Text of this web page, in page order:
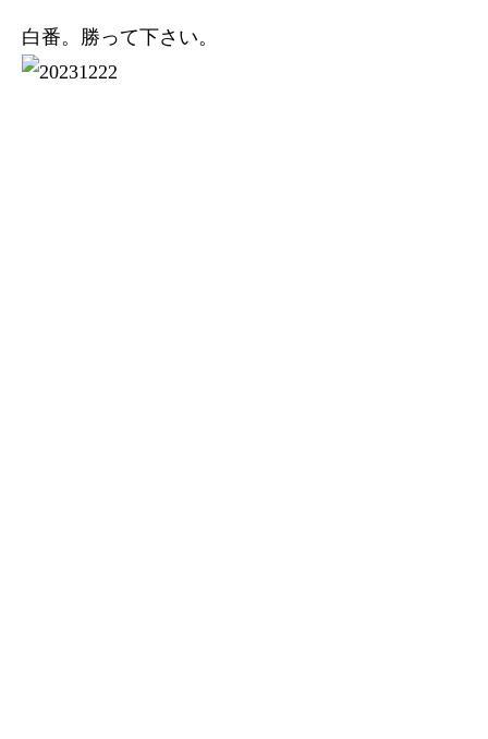
白番。勝って下さい。